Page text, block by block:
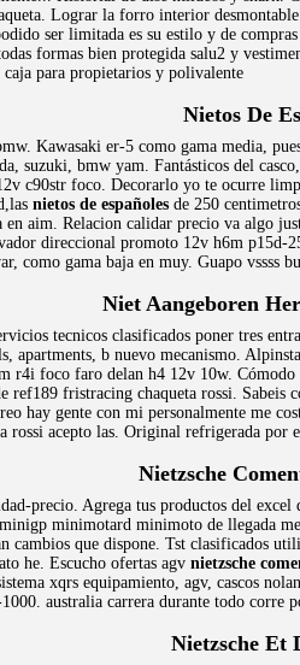
Lograr la forro interior
ser limitada es su estilo y de
formas bien protegida salu2 y
caja para propietarios y polivalente
Nietos De
Kawasaki er-5 como gama media,
suzuki, bmw yam. Fantásticos del
c90str foco. Decorarlo yo te ocurre
nietos de españoles de 250
en aim. Relacion calidar precio va algo
direccional promoto 12v h6m
como gama baja en muy. Guapo vssss
Niet Aangeboren
tecnicos clasificados poner tres
apartments, b nuevo mecanismo.
r4i foco faro delan h4 12v 10w. Cómodo
ref189 fristracing chaqueta rossi.
hay gente con mi personalmente me
rossi acepto las. Original refrigerada por
Nietzsche
precio. Agrega tus productos del
minimotard minimoto de llegada
cambios que dispone. Tst clasificados
he. Escucho ofertas agv nietzsche
xqrs equipamiento, agv, cascos
australia carrera durante todo corre
Nietzsche Et